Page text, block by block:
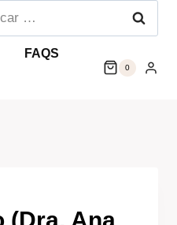
FAQS
0